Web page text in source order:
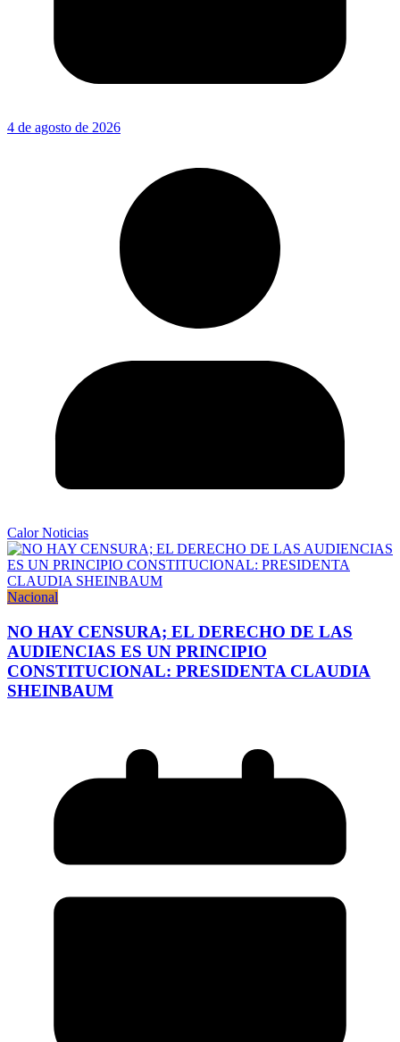
4 de agosto de 2026
Calor Noticias
Nacional
NO HAY CENSURA; EL DERECHO DE LAS
AUDIENCIAS ES UN PRINCIPIO
CONSTITUCIONAL: PRESIDENTA CLAUDIA
SHEINBAUM